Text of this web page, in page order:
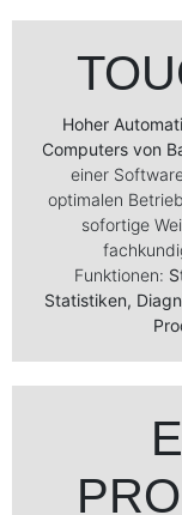
Hoher
Computers von
einer
optimalen
sofortige
Funktionen:
Statistiken,